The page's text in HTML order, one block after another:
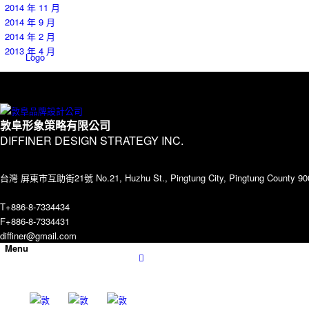
Logo
Contact
Menu
2014 年 11 月
2014 年 9 月
2014 年 2 月
2013 年 4 月
敦阜形象策略有限公司
DIFFINER DESIGN STRATEGY INC.
台灣 屏東市互助街21號 No.21, Huzhu St., Pingtung City, Pingtung County
T+886-8-7334434
F+886-8-7334431
diffiner@gmail.com